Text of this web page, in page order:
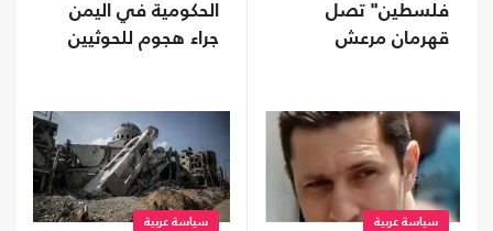
فلسطين" تصل
قهرمان مرعش
الحكومية في اليمن
جراء هجوم للحوثيين
سياسة عربية سياسة عربية